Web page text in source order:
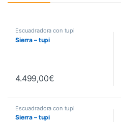
Escuadradora con tupi
Sierra – tupi
4.499,00€
Escuadradora con tupi
Sierra – tupi